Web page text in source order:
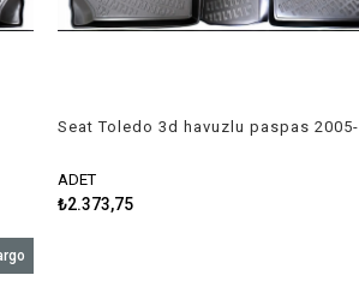
Seat Toledo 3d havuzlu paspas 2005-
ADET
₺2.373,75